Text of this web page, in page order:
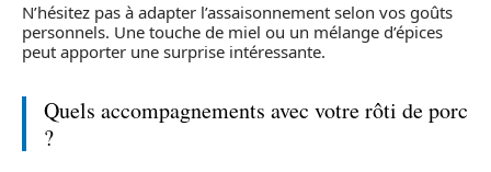
N’hésitez pas à adapter l’assaisonnement selon vos goûts
personnels. Une touche de miel ou un mélange d’épices
peut apporter une surprise intéressante.
Quels accompagnements avec votre rôti de porc
?